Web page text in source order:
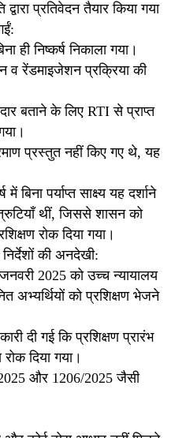
प्रतिवेदन तैयार किया गया
ही निष्कर्ष निकाला गया।
रेंडमाइजेशन प्रक्रिया की
बताने के लिए RTI से प्राप्त
प्रस्तुत नहीं किए गए थे, यह
बिना पर्याप्त साक्ष्य यह दर्शाने
थीं, जिससे शासन को
रोक दिया गया।
की अनदेखी:
2025 को उच्च न्यायालय
अभ्यर्थियों को प्रशिक्षण भेजने
दी गई कि प्रशिक्षण प्रारंभ
दिया गया।
और 1206/2025 जैसी